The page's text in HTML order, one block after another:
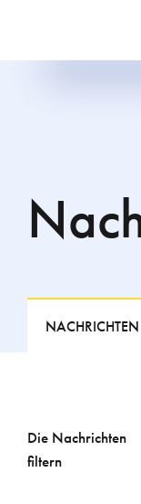
NACHRICHTEN
Die Nachrichten
filtern